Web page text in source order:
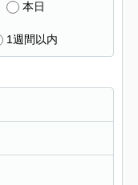
本日
1週間以内